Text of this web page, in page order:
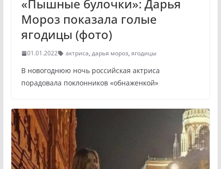
«Пышные булочки»: Дарья
Мороз показала голые
ягодицы (фото)
01.01.2022 актриса, дарья мороз, ягодицы
В новогоднюю ночь российская актриса
порадовала поклонников «обнаженкой»